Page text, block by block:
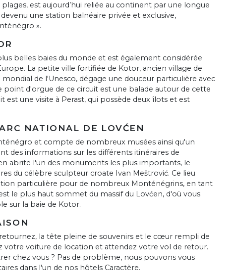
est aujourd’hui reliée au continent par une longue
une station balnéaire privée et exclusive,
».
belles baies du monde et est également considérée
La petite ville fortifiée de Kotor, ancien village de
de l'Unesco, dégage une douceur particulière avec
point d'orgue de ce circuit est une balade autour de cette
est une visite à Perast, qui possède deux îlots et est
NATIONAL DE LOVĆEN
et compte de nombreux musées ainsi qu'un
des informations sur les différents itinéraires de
abrite l'un des monuments les plus importants, le
du célèbre sculpteur croate Ivan Meštrović. Ce lieu
particulière pour de nombreux Monténégrins, en tant
le plus haut sommet du massif du Lovćen, d'où vous
sur la baie de Kotor.
la tête pleine de souvenirs et le cœur rempli de
votre voiture de location et attendez votre vol de retour.
chez vous ? Pas de problème, nous pouvons vous
dans l'un de nos hôtels Caractère.